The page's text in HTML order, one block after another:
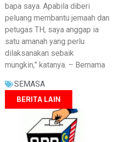
bapa saya. Apabila diberi
peluang membantu jemaah dan
petugas TH, saya anggap ia
satu amanah yang perlu
dilaksanakan sebaik
mungkin,” katanya. – Bernama
SEMASA
BERITA LAIN